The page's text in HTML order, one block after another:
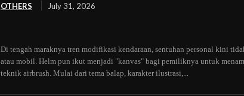
OTHERS July 31, 2026
Di tengah maraknya tren modifikasi kendaraan, sentuhan personal kini
atau mobil. Helm pun ikut menjadi "kanvas" bagi pemiliknya untuk
teknik airbrush. Mulai dari tema balap, karakter ilustrasi,...